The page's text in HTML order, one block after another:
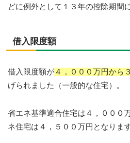
どに例外として１３年の控除期間
借入限度額
借入限度額が４，０００万円から
げられました（一般的な住宅）。
省エネ基準適合住宅は４，０００
ネ住宅は４，５００万円となります